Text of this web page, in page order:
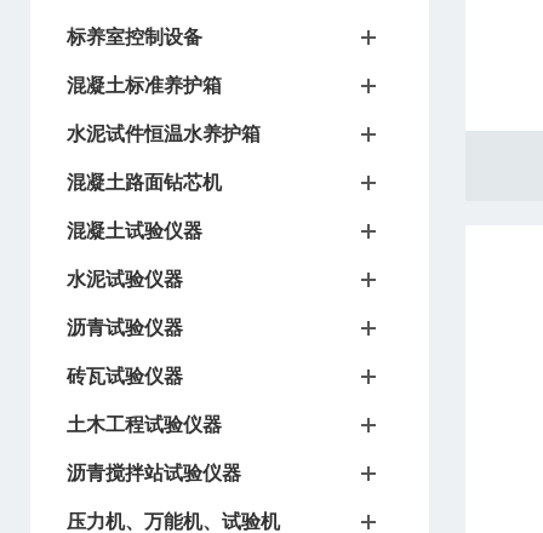
标养室控制设备
混凝土标准养护箱
水泥试件恒温水养护箱
混凝土路面钻芯机
混凝土试验仪器
水泥试验仪器
沥青试验仪器
砖瓦试验仪器
土木工程试验仪器
沥青搅拌站试验仪器
压力机、万能机、试验机